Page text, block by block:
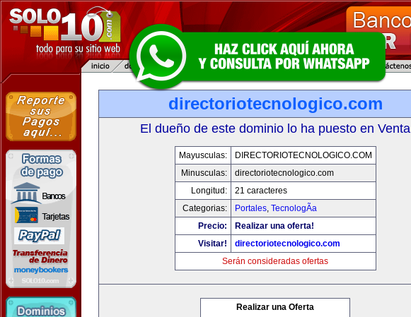
directoriotecnologico.com
El dueño de este dominio lo ha puesto en Venta
Mayusculas:
DIRECTORIOTECNOLOGICO.COM
Minusculas:
directoriotecnologico.com
Longitud:
21 caracteres
Categorias:
Portales, TecnologÃ­a
Precio:
Realizar una oferta!
Visitar!
directoriotecnologico.com
Serán consideradas ofertas
Realizar una Oferta